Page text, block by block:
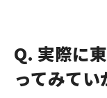
Q. 実際に
ってみてい